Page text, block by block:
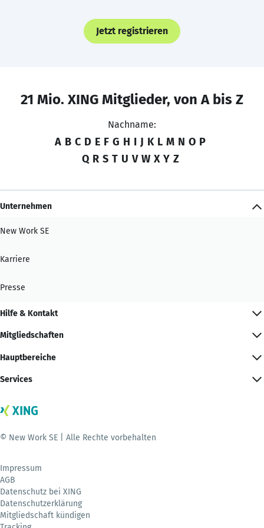
Jetzt registrieren
21 Mio. XING Mitglieder, von A bis Z
Nachname:
A B C D E F G H I J K L M N O P
Q R S T U V W X Y Z
Unternehmen
New Work SE
Karriere
Presse
Hilfe & Kontakt
Mitgliedschaften
Hauptbereiche
Services
© New Work SE | Alle Rechte vorbehalten
Impressum
AGB
Datenschutz bei XING
Datenschutzerklärung
Mitgliedschaft kündigen